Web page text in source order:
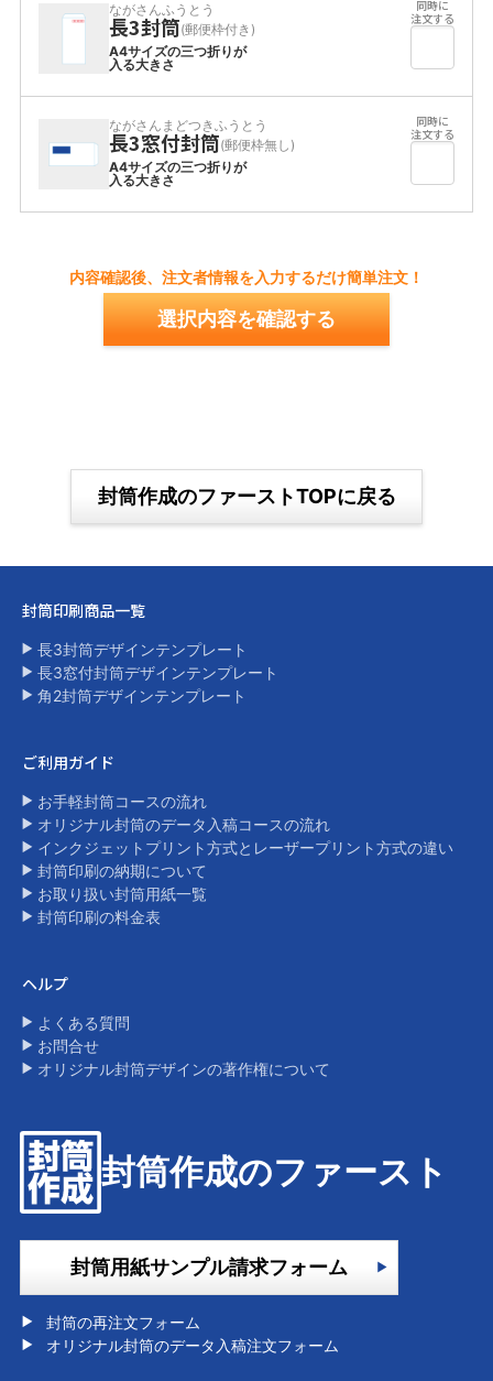
ながさんふうとう
長3封筒(郵便枠付き)
A4サイズの三つ折りが
入る大きさ
ながさんまどつきふうとう
長3窓付封筒(郵便枠無し)
A4サイズの三つ折りが
入る大きさ
内容確認後、注文者情報を入力するだけ簡単注文！
選択内容を確認する
封筒作成のファーストTOPに戻る
封筒印刷商品一覧​
長3封筒デザインテンプレート
長3窓付封筒デザインテンプレート
角2封筒デザインテンプレート​
ご利用ガイド
お手軽封筒コースの流れ
オリジナル封筒のデータ入稿コースの流れ
インクジェットプリント方式とレーザープリント方式の違い​
封筒印刷の納期について
お取り扱い封筒用紙一覧
封筒印刷の料金表​
ヘルプ
よくある質問
お問合せ
オリジナル封筒デザインの著作権について​
封筒作成のファースト
封筒用紙サンプル請求フォーム
封筒の再注文フォーム
オリジナル封筒のデータ入稿注文フォーム